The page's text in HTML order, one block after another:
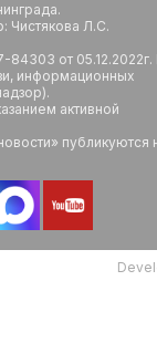
Чистякова Л.С.
от
информационных
активной
публикуются